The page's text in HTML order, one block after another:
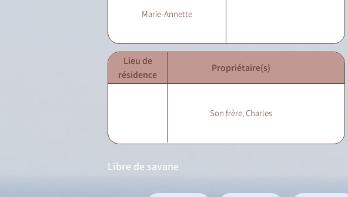
Marie-Annette
Lieu de
résidence
Propriétaire(s)
Son frère, Charles
Libre de savane